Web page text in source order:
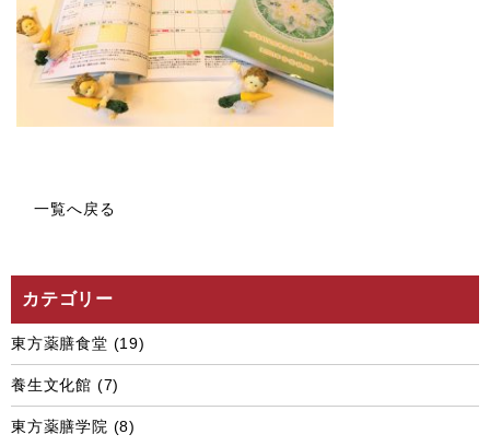
一覧へ戻る
カテゴリー
東方薬膳食堂 (19)
養生文化館 (7)
東方薬膳学院 (8)